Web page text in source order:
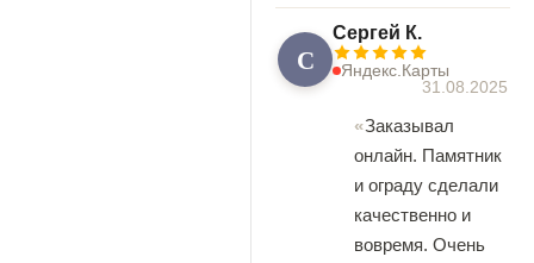
С
Сергей К.
Яндекс.Карты
31.08.2025
Заказывал
онлайн. Памятник
и ограду сделали
качественно и
вовремя. Очень